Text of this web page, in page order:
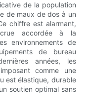
de la population
de maux de dos à un
chiffre est alarmant,
accordée à la
environnements de
de bureau
années, les
comme une
est élastique, durable
soutien optimal sans